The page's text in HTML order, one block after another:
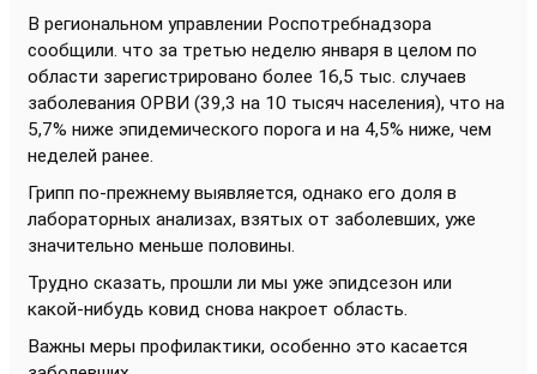
В региональном управлении Роспотребнадзора
сообщили. что за третью неделю января в целом по
области зарегистрировано более 16,5 тыс. случаев
заболевания ОРВИ (39,3 на 10 тысяч населения), что на
5,7% ниже эпидемического порога и на 4,5% ниже, чем
неделей ранее.
Грипп по-прежнему выявляется, однако его доля в
лабораторных анализах, взятых от заболевших, уже
значительно меньше половины.
Трудно сказать, прошли ли мы уже эпидсезон или
какой-нибудь ковид снова накроет область.
Важны меры профилактики, особенно это касается